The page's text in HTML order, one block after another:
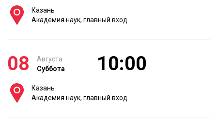
Казань
Академия наук, главный вход
08
Августа
Суббота
10:00
Казань
Академия наук, главный вход